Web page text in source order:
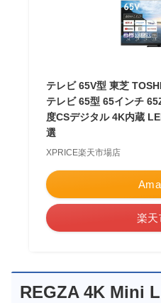
テレビ 65V型 東芝
テレビ 65型 65インチ
度CSデジタル 4K内蔵
選
XPRICE楽天市場店
楽天
REGZA 4K Mini